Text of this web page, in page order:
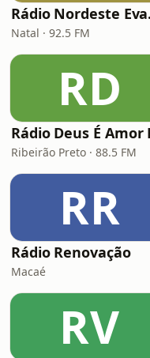
Natal · 92.5 FM
RD
Ribeirão Preto · 88.5 FM
RR
Rádio Renovação
Macaé
RV